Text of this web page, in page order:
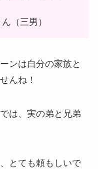
（三男）
ンは自分の家族と
んね！
は、実の弟と兄弟
とても頼もしいで